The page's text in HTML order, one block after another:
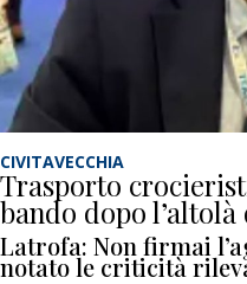
CIVITAVECCHIA
Trasporto
bando dopo
Latrofa: Non firmai
notato le criticità